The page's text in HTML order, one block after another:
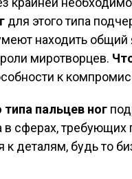
для этого типа
находить
миротворцев.
к
типа пальцев ног
в сферах, требующих
деталям, будь то